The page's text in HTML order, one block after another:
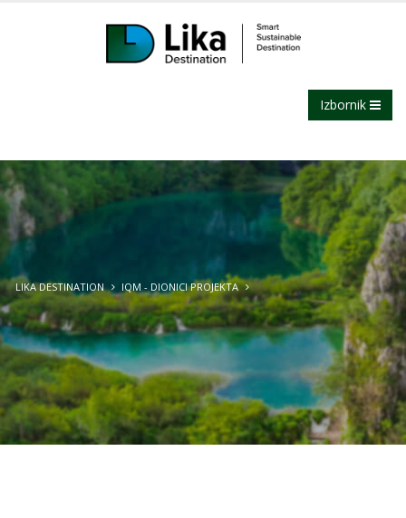
Izbornik
LIKA DESTINATION IQM - DIONICI PROJEKTA